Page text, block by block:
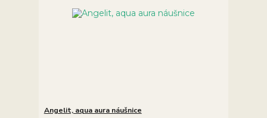
Angelit, aqua aura náušnice